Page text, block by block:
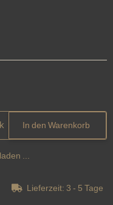
In den Warenkorb
...
Lieferzeit: 3 - 5 Tage